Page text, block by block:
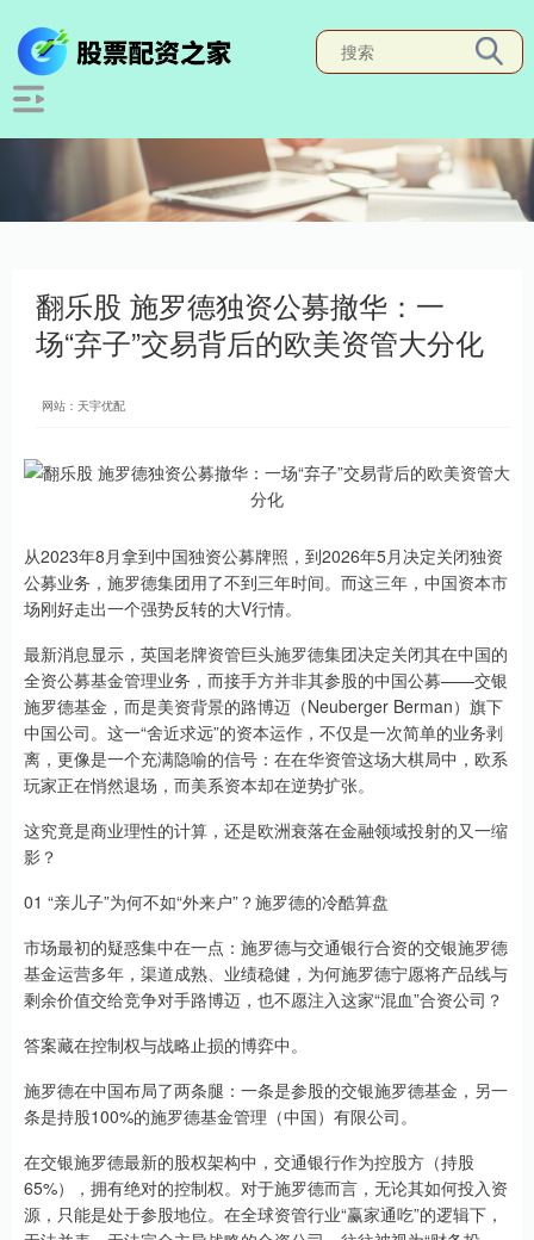
翻乐股 施罗德独资公募撤华：一
场“弃子”交易背后的欧美资管大分化
网站：天宇优配
从2023年8月拿到中国独资公募牌照，到2026年5月决定关闭独资
公募业务，施罗德集团用了不到三年时间。而这三年，中国资本市
场刚好走出一个强势反转的大V行情。
最新消息显示，英国老牌资管巨头施罗德集团决定关闭其在中国的
全资公募基金管理业务，而接手方并非其参股的中国公募——交银
施罗德基金，而是美资背景的路博迈（Neuberger Berman）旗下
中国公司。这一“舍近求远”的资本运作，不仅是一次简单的业务剥
离，更像是一个充满隐喻的信号：在在华资管这场大棋局中，欧系
玩家正在悄然退场，而美系资本却在逆势扩张。
这究竟是商业理性的计算，还是欧洲衰落在金融领域投射的又一缩
影？
01 “亲儿子”为何不如“外来户”？施罗德的冷酷算盘
市场最初的疑惑集中在一点：施罗德与交通银行合资的交银施罗德
基金运营多年，渠道成熟、业绩稳健，为何施罗德宁愿将产品线与
剩余价值交给竞争对手路博迈，也不愿注入这家“混血”合资公司？
答案藏在控制权与战略止损的博弈中。
施罗德在中国布局了两条腿：一条是参股的交银施罗德基金，另一
条是持股100%的施罗德基金管理（中国）有限公司。
在交银施罗德最新的股权架构中，交通银行作为控股方（持股
65%），拥有绝对的控制权。对于施罗德而言，无论其如何投入资
源，只能是处于参股地位。在全球资管行业“赢家通吃”的逻辑下，